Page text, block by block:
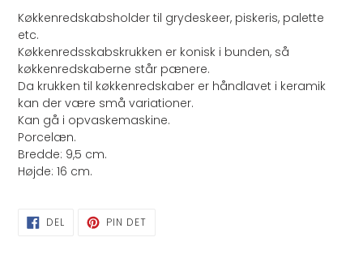
produkt
i
din
indkøbskurv
Køkkenredskabsholder til grydeskeer, piskeris, palette
etc.
Køkkenredsskabskrukken er konisk i bunden, så
køkkenredskaberne står pænere.
Da krukken til køkkenredskaber er håndlavet i keramik
kan der være små variationer.
Kan gå i opvaskemaskine.
Porcelæn.
Bredde: 9,5 cm.
Højde: 16 cm.
DEL
PÅ
PIN DETPIN